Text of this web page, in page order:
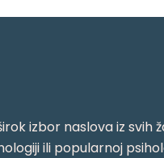
izbor naslova iz svih
ili popularnoj